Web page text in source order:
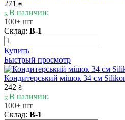
271 ₴
В наличии:
100+ шт
Склад: В-1
Купить
Быстрый просмотр
Кондитерський мішок 34 см
242 ₴
В наличии:
100+ шт
Склад: В-1